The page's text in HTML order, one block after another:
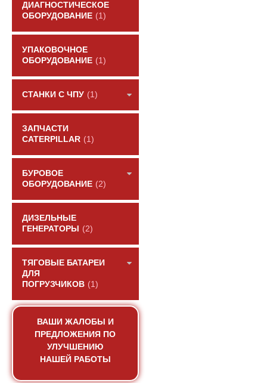
ДИАГНОСТИЧЕСКОЕ
ОБОРУДОВАНИЕ (1)
УПАКОВОЧНОЕ
ОБОРУДОВАНИЕ (1)
СТАНКИ С ЧПУ (1)
ЗАПЧАСТИ
CATERPILLAR (1)
БУРОВОЕ
ОБОРУДОВАНИЕ (2)
ДИЗЕЛЬНЫЕ
ГЕНЕРАТОРЫ
(2)
ТЯГОВЫЕ БАТАРЕИ
ДЛЯ
ПОГРУЗЧИКОВ (1)
ВАШИ ЖАЛОБЫ И
ПРЕДЛОЖЕНИЯ ПО
УЛУЧШЕНИЮ
НАШЕЙ РАБОТЫ